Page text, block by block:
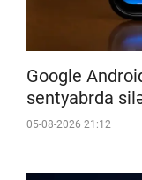
Google
sentyabrda
05-08-2026 21:12